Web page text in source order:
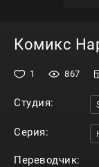
Комикс
1 867
Студия:
Серия:
Переводчик: